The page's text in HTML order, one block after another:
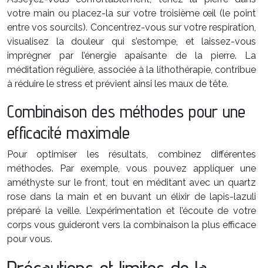
votre main ou placez-la sur votre troisième œil (le point
entre vos sourcils). Concentrez-vous sur votre respiration,
visualisez la douleur qui s’estompe, et laissez-vous
imprégner par l’énergie apaisante de la pierre. La
méditation régulière, associée à la lithothérapie, contribue
à réduire le stress et prévient ainsi les maux de tête.
Combinaison des méthodes pour une
efficacité maximale
Pour optimiser les résultats, combinez différentes
méthodes. Par exemple, vous pouvez appliquer une
améthyste sur le front, tout en méditant avec un quartz
rose dans la main et en buvant un élixir de lapis-lazuli
préparé la veille. L’expérimentation et l’écoute de votre
corps vous guideront vers la combinaison la plus efficace
pour vous.